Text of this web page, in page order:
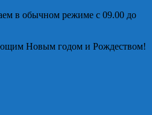
в обычном режиме с 09.00 до
Новым годом и Рождеством!